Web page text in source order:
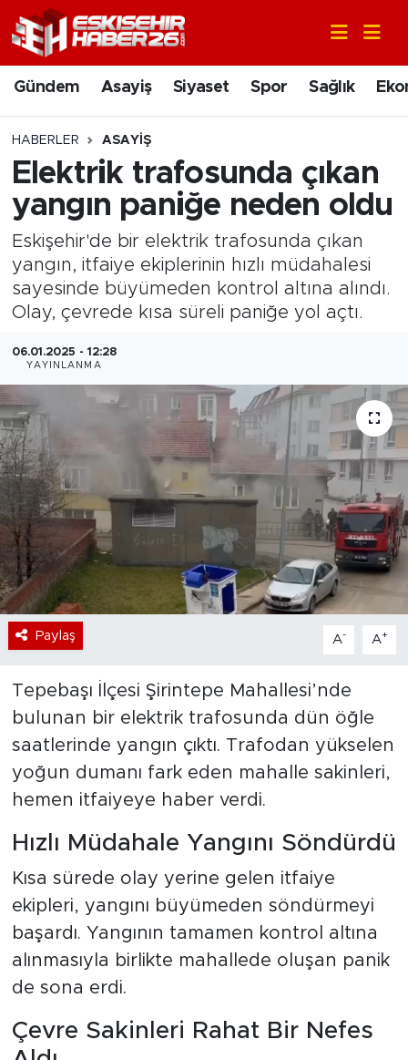
Gündem Asayiş Siyaset Spor Sağlık
HABERLER ASAYIŞ
Elektrik trafosunda çıkan
yangın paniğe neden oldu
Eskişehir'de bir elektrik trafosunda çıkan
yangın, itfaiye ekiplerinin hızlı müdahalesi
sayesinde büyümeden kontrol altına alındı.
Olay, çevrede kısa süreli paniğe yol açtı.
06.01.2025 - 12:28
YAYINLANMA
Paylaş A- A+
Tepebaşı İlçesi Şirintepe Mahallesi’nde
bulunan bir elektrik trafosunda dün öğle
saatlerinde yangın çıktı. Trafodan yükselen
yoğun dumanı fark eden mahalle sakinleri,
hemen itfaiyeye haber verdi.
Hızlı Müdahale Yangını Söndürdü
Kısa sürede olay yerine gelen itfaiye
ekipleri, yangını büyümeden söndürmeyi
başardı. Yangının tamamen kontrol altına
alınmasıyla birlikte mahallede oluşan panik
de sona erdi.
Çevre Sakinleri Rahat Bir Nefes
Gündem
Asayiş
Siyaset
Spor
Sağlık
Ekonomi
Eğitim
Sanat
Bölge
Teknoloji
Magazin
Dünya
Sektör
Nöbetçi Eczaneler
Hava Durumu
Trafik Durumu
Süper Lig Puan Durumu ve Fikstür
Tüm Manşetler
Son Dakika Haberleri
Haber Arşivi